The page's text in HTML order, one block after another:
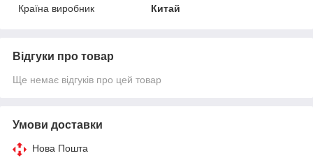
Країна виробник
Китай
Відгуки про товар
Ще немає відгуків про цей товар
Умови доставки
Нова Пошта